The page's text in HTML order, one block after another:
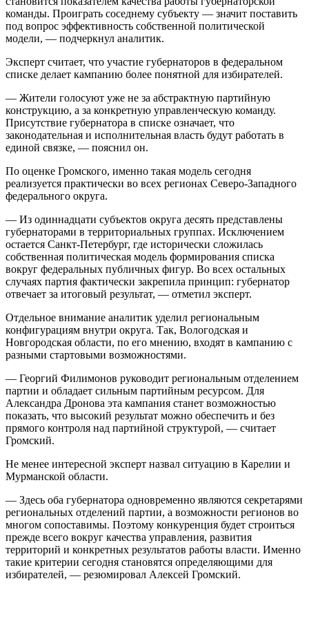
команды. Проиграть соседнему субъекту — значит поставить
под вопрос эффективность собственной политической
модели, — подчеркнул аналитик.
Эксперт считает, что участие губернаторов в федеральном
списке делает кампанию более понятной для избирателей.
— Жители голосуют уже не за абстрактную партийную
конструкцию, а за конкретную управленческую команду.
Присутствие губернатора в списке означает, что
законодательная и исполнительная власть будут работать в
единой связке, — пояснил он.
По оценке Громского, именно такая модель сегодня
реализуется практически во всех регионах Северо-Западного
федерального округа.
— Из одиннадцати субъектов округа десять представлены
губернаторами в территориальных группах. Исключением
остается Санкт-Петербург, где исторически сложилась
собственная политическая модель формирования списка
вокруг федеральных публичных фигур. Во всех остальных
случаях партия фактически закрепила принцип: губернатор
отвечает за итоговый результат, — отметил эксперт.
Отдельное внимание аналитик уделил региональным
конфигурациям внутри округа. Так, Вологодская и
Новгородская области, по его мнению, входят в кампанию с
разными стартовыми возможностями.
— Георгий Филимонов руководит региональным отделением
партии и обладает сильным партийным ресурсом. Для
Александра Дронова эта кампания станет возможностью
показать, что высокий результат можно обеспечить и без
прямого контроля над партийной структурой, — считает
Громский.
Не менее интересной эксперт назвал ситуацию в Карелии и
Мурманской области.
— Здесь оба губернатора одновременно являются секретарями
региональных отделений партии, а возможности регионов во
многом сопоставимы. Поэтому конкуренция будет строиться
прежде всего вокруг качества управления, развития
территорий и конкретных результатов работы власти. Именно
такие критерии сегодня становятся определяющими для
избирателей, — резюмировал Алексей Громский.